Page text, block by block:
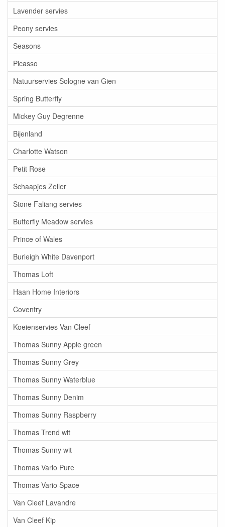
Lavender servies
Peony servies
Seasons
Picasso
Natuurservies Sologne van Gien
Spring Butterfly
Mickey Guy Degrenne
Bijenland
Charlotte Watson
Petit Rose
Schaapjes Zeller
Stone Faliang servies
Butterfly Meadow servies
Prince of Wales
Burleigh White Davenport
Thomas Loft
Haan Home Interiors
Coventry
Koeienservies Van Cleef
Thomas Sunny Apple green
Thomas Sunny Grey
Thomas Sunny Waterblue
Thomas Sunny Denim
Thomas Sunny Raspberry
Thomas Trend wit
Thomas Sunny wit
Thomas Vario Pure
Thomas Vario Space
Van Cleef Lavandre
Van Cleef Kip